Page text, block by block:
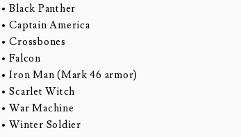
• Black Panther
• Captain America
• Crossbones
• Falcon
• Iron Man (Mark 46 armor)
• Scarlet Witch
• War Machine
• Winter Soldier